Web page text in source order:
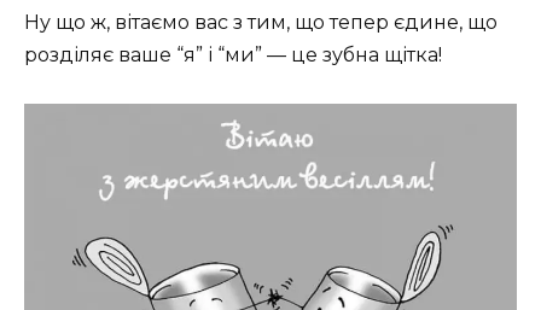
Ну що ж, вітаємо вас з тим, що тепер єдине, що
розділяє ваше “я” і “ми” — це зубна щітка!